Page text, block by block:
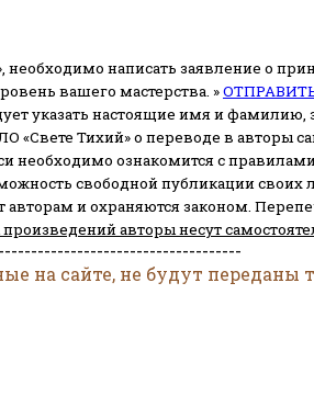
необходимо написать заявление о
вашего мастерства. »
указать настоящие имя и фамилию,
«Свете Тихий» о переводе в авторы
необходимо ознакомится с
свободной публикации
и охраняются законом.
произведений авторы несут
на сайте, не будут переданы